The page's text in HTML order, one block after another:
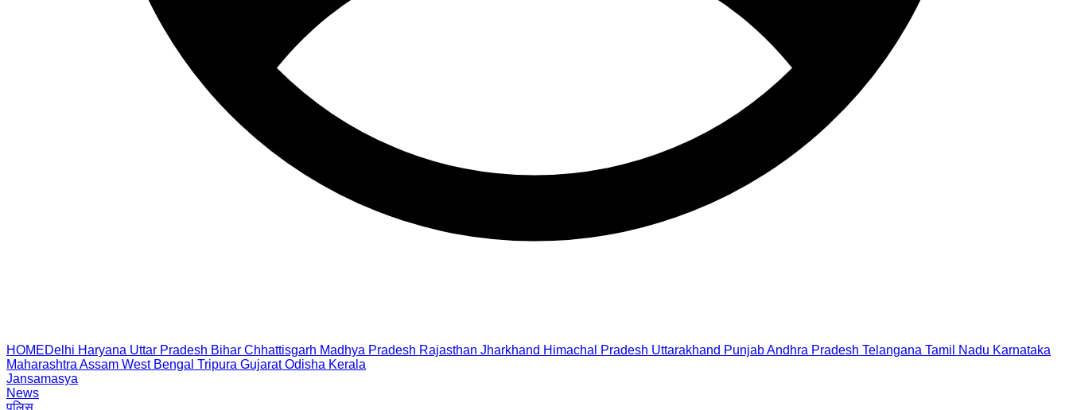
HOMEDelhi Haryana Uttar Pradesh Bihar Chhattisgarh Madhya Pradesh Rajasthan Jharkhand Himachal Pradesh Uttarakhand PunjabAndhra Pradesh Telangana Tamil Nadu Karnataka
Maharashtra Assam West Bengal Tripura Gujarat Odisha Kerala
Jansamasya
News
पुलिस